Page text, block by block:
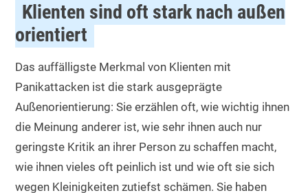
Klienten sind oft stark nach außen
orientiert
Das auffälligste Merkmal von Klienten mit
Panikattacken ist die stark ausgeprägte
Außenorientierung: Sie erzählen oft, wie wichtig ihnen
die Meinung anderer ist, wie sehr ihnen auch nur
geringste Kritik an ihrer Person zu schaffen macht,
wie ihnen vieles oft peinlich ist und wie oft sie sich
wegen Kleinigkeiten zutiefst schämen. Sie haben